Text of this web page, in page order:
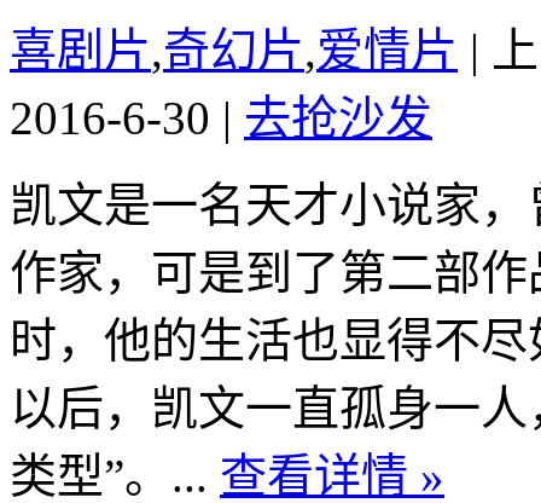
喜剧片,奇幻片,爱情片 |
2016-6-30 | 去抢沙发
凯文是一名天才小说家
作家，可是到了第二部
时，他的生活也显得不
以后，凯文一直孤身一
类型”。... 查看详情 »